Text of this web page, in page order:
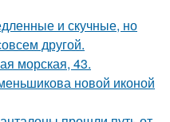
и скучные, но
другой.
морская, 43.
новой иконой